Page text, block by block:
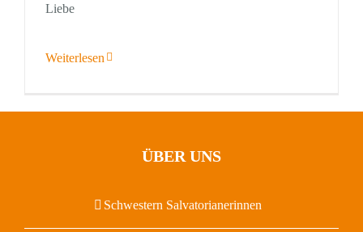
Liebe
Weiterlesen
ÜBER UNS
Schwestern Salvatorianerinnen